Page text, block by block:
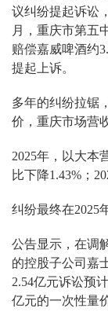
议纠纷提起诉讼
月，重庆市第五
赔偿嘉威啤酒约
提起上诉。
多年的纠纷拉锯
价，重庆市场营
2025年，以大本
比下降1.43%；
纠纷最终在2025
公告显示，在调
的控股子公司嘉
2.54亿元诉讼预
亿元的一次性量